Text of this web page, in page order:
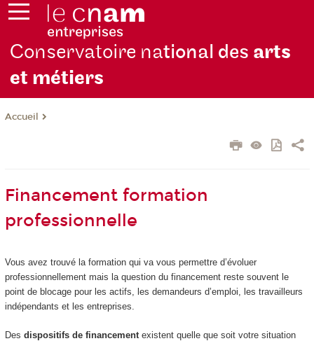
Conservatoire national des arts
et métiers
Accueil
Financement formation
professionnelle
Vous avez trouvé la formation qui va vous permettre d’évoluer
professionnellement mais la question du financement reste souvent le
point de blocage pour les actifs, les demandeurs d’emploi, les travailleurs
indépendants et les entreprises.
Des dispositifs de financementexistent quelle que soit votre situation